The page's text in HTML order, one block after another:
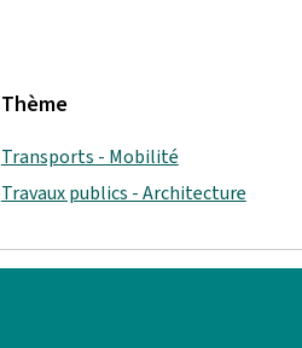
Thème
Transports - Mobilité
Travaux publics - Architecture